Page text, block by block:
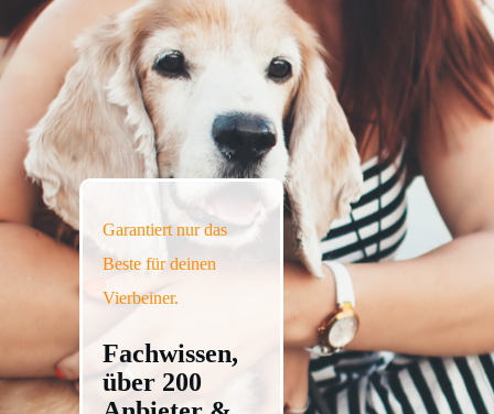
Garantiert nur das
Beste für deinen
Vierbeiner.
Fachwissen,
über 200